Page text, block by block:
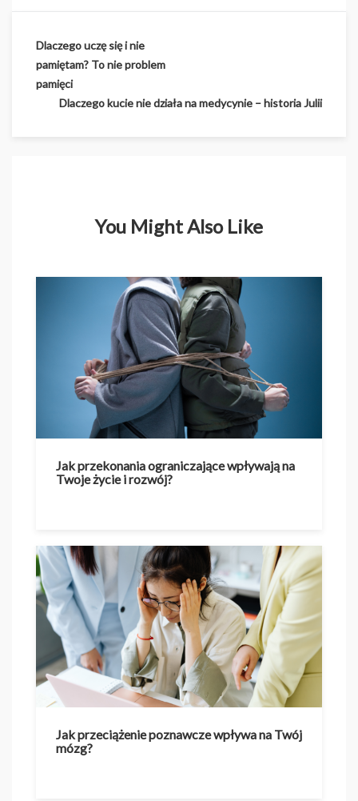
Nawigacja
wpisu
Dlaczego uczę się i nie
pamiętam? To nie problem
pamięci
Dlaczego kucie nie działa na medycynie – historia Julii
You Might Also Like
Jak przekonania ograniczające wpływają na
Twoje życie i rozwój?
Jak przeciążenie poznawcze wpływa na Twój
mózg?